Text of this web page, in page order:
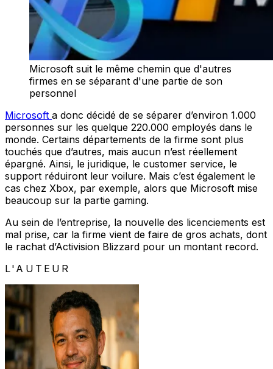
Microsoft suit le même chemin que d'autres
firmes en se séparant d'une partie de son
personnel
Microsoft a donc décidé de se séparer d’environ 1.000
personnes sur les quelque 220.000 employés dans le
monde. Certains départements de la firme sont plus
touchés que d’autres, mais aucun n’est réellement
épargné. Ainsi, le juridique, le customer service, le
support réduiront leur voilure. Mais c’est également le
cas chez Xbox, par exemple, alors que Microsoft mise
beaucoup sur la partie gaming.
Au sein de l’entreprise, la nouvelle des licenciements est
mal prise, car la firme vient de faire de gros achats, dont
le rachat d’Activision Blizzard pour un montant record.
L'AUTEUR